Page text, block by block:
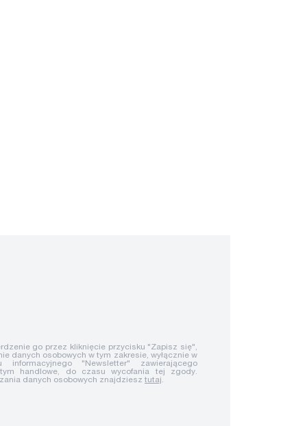
go przez kliknięcie przycisku "Zapisz się",
danych osobowych w tym zakresie, wyłącznie w
informacyjnego "Newsletter" zawierającego
handlowe, do czasu wycofania tej zgody.
danych osobowych znajdziesz tutaj.